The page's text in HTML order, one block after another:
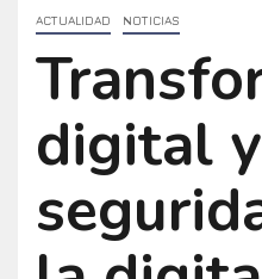
ACTUALIDAD NOTICIAS
digital y